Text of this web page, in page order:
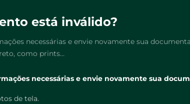
está inválido?
necessárias e envie novamente sua
como prints…
necessárias e envie novamente sua
de tela.